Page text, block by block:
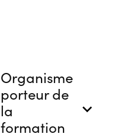
Organisme
porteur de
la
formation